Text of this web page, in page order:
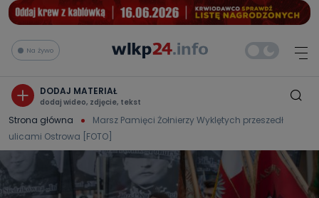
Na żywo
DODAJ MATERIAŁ
dodaj wideo, zdjęcie, tekst
Strona główna
Marsz Pamięci Żołnierzy Wyklętych przeszedł
ulicami Ostrowa [FOTO]